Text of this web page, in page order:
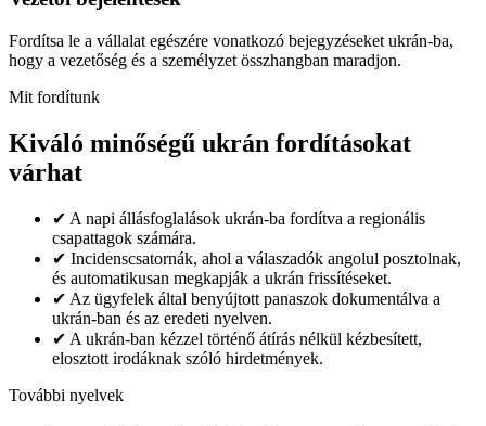
Fordítsa le a vállalat egészére vonatkozó bejegyzéseket ukrán-ba,
hogy a vezetőség és a személyzet összhangban maradjon.
Mit fordítunk
Kiváló minőségű ukrán fordításokat
várhat
✔ A napi állásfoglalások ukrán-ba fordítva a regionális
csapattagok számára.
✔ Incidenscsatornák, ahol a válaszadók angolul posztolnak,
és automatikusan megkapják a ukrán frissítéseket.
✔ Az ügyfelek által benyújtott panaszok dokumentálva a
ukrán-ban és az eredeti nyelven.
✔ A ukrán-ban kézzel történő átírás nélkül kézbesített,
elosztott irodáknak szóló hirdetmények.
További nyelvek